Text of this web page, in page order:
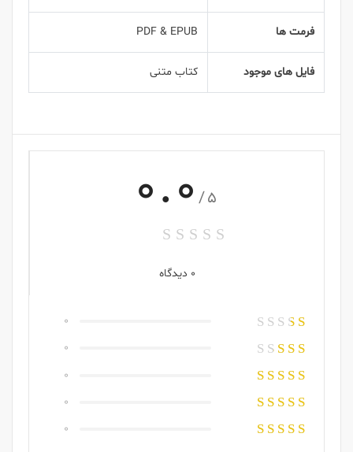
فرمت ها PDF & EPUB
فایل های موجود کتاب متنی
0.0 /5
0 دیدگاه
0
0
0
0
0